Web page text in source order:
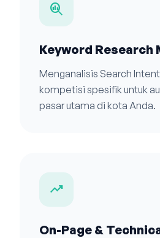
search_insights
Keyword Research
Menganalisis Search
kompetisi spesifik untuk
pasar utama di kota Anda.
trending_up
On-Page &